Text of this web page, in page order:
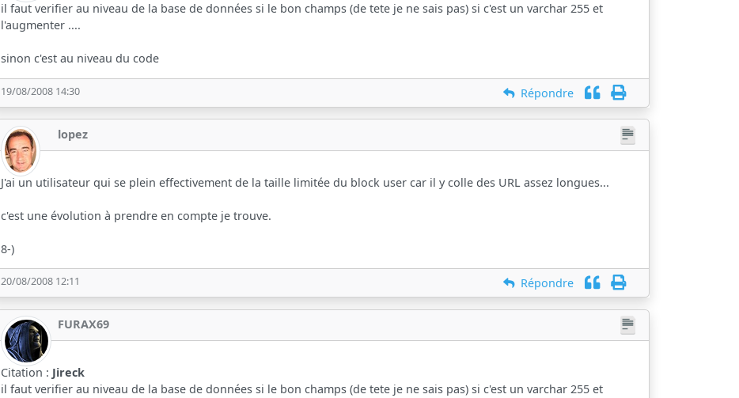
il faut verifier au niveau de la base de données si le bon champs (de tete je ne sais pas) si c'est un varchar 255 et
l'augmenter ....
sinon c'est au niveau du code
19/08/2008 14:30 Répondre
lopez
J'ai un utilisateur qui se plein effectivement de la taille limitée du block user car il y colle des URL assez longues...
c'est une évolution à prendre en compte je trouve.
8-)
20/08/2008 12:11 Répondre
FURAX69
Citation : Jireck
il faut verifier au niveau de la base de données si le bon champs (de tete je ne sais pas) si c'est un varchar 255 et